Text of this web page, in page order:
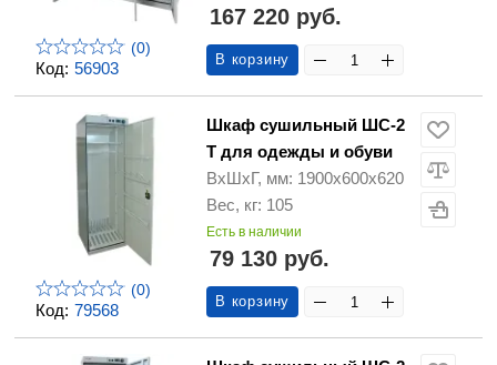
Код: 56903
(0)
167 220 руб.
В корзину
Код: 79568
(0)
Шкаф сушильный ШС-2
Т для одежды и обуви
ВхШхГ, мм: 1900х600х620
Вес, кг: 105
Есть в наличии
79 130 руб.
В корзину